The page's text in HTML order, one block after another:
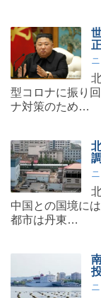
型コロナに振り
ナ対策のため…
中国との国境に
都市は丹東…